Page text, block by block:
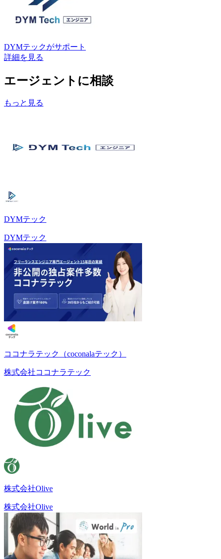
DYMテックがサポート
詳細を見る
エージェントに相談
もっと見る
DYMテック
DYMテック
ココナラテック（coconalaテック）
株式会社ココナラテック
株式会社Olive
株式会社Olive